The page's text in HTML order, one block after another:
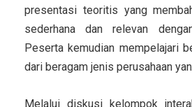
presentasi teoritis yang
sederhana dan relevan
Peserta kemudian mempelajari
dari beragam jenis perusahaan
Melalui diskusi kelompok